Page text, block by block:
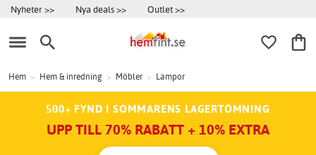
Nyheter >> Nya deals >> Outlet >>
Hem > Hem & inredning > Möbler > Lampor
500+ FYND I SOMMARENS LAGERTÖMNING
UPP TILL 70% RABATT + 10% EXTRA